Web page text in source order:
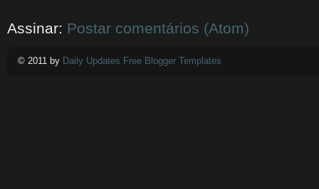
Assinar: Postar comentários (Atom)
© 2011 by Daily Updates Free Blogger Templates